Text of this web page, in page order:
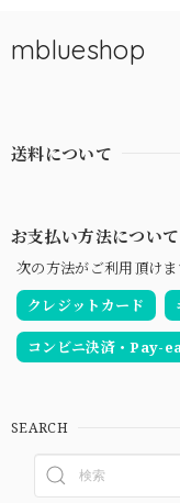
mblueshop
送料について
お支払い方法について
次の方法がご利用頂けま
クレジットカード
コンビニ決済・Pay-
SEARCH